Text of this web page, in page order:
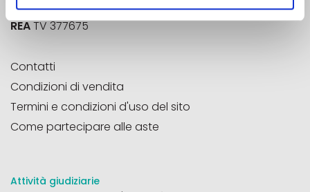
P.Iva04785020266
REATV 377675
Contatti
Condizioni di vendita
Termini e condizioni d'uso del sito
Come partecipare alle aste
Attività giudiziarie